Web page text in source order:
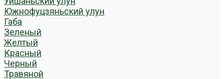
Южнофуцзяньский улун
Габа
Зеленый
Желтый
Красный
Черный
Травяной